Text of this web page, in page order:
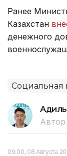
Ранее
Казахстан
денежного
Социальная
Автор
09:00, 08 Августа